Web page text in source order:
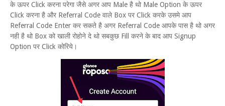
के ऊपर Click करना परेगा जैसे अगर आप Male है थो Male Option के ऊपर
Click करना है और Referral Code वाले Box पर Click करके उसमे आप
Referral Code Enter कर सकते है अगर Referral Code आपके पास है थो अगर
नही है थो Box को खाली रोहोने दे थो सबकुछ Fill करने के बाद आप Signup
Option पर Click कोरिये।